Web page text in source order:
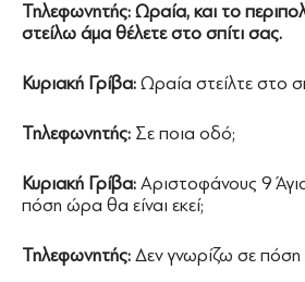
Τηλεφωνητής: Ωραία, και το
στείλω άμα θέλετε στο σπίτι σας.
Κυριακή Γρίβα: Ωραία στείλτε στο
Τηλεφωνητής: Σε ποια οδό;
Κυριακή Γρίβα: Αριστοφάνους 9
πόση ώρα θα είναι εκεί;
Τηλεφωνητής: Δεν γνωρίζω σε